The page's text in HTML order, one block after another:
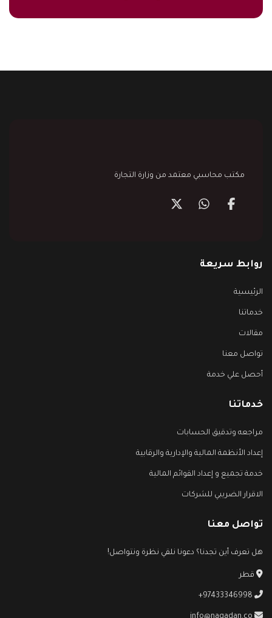
مكتب محاسبي معتمد من وزارة التجارة
روابط سريعة
الرئيسية
خدماتنا
مقالات
تواصل معنا
أحصل علي خدمة
خدماتنا
مراجعه وتدقيق الحسابات
إعداد الأنظمة المالية والإدارية والرقابية
خدمة تجميع و إعداد القوائم المالية
الاقرار الضريبي للشركات
تواصل معنا
هل تعرف أين تجدنا؟ دعونا نلقي نظرة ونتواصل!
قطر
+97433346998